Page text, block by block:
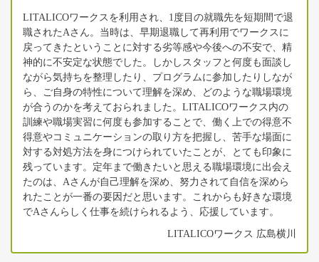
LITALICOワークスを利用され、1度目の就職先を短期間で退
職されたAさん。当時は、早期退職して再利用でワークスに
戻ってきたということに対する劣等感や今後への不安で、精
神的に不安定な状態でした。しかしスタッフと何度も面談し
ながら気持ちを整理したり、プログラムに参加したりしなが
ら、ご自身の特性について理解を深め、どのような職場環境
が合うのかを考えておられました。LITALICOワークス内の
訓練や職場実習に何度も参加することで、働く上での得意不
得意やコミュニケーションの取り方を把握し、苦手な場面に
対する対処方法を身につけられていたことが、とても印象に
残っています。定年まで働きたいと思える職場環境に出会え
たのは、Aさんが自己理解を深め、努力されて自信を深めら
れたことが一番の要因だと思います。これからも好きな環境
でAさんらしく仕事を続けられるよう、応援しています。
LITALICOワークス 広島横川